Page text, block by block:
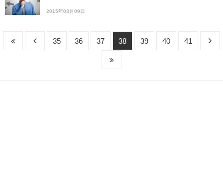
2015年03月09日
35 36 37 38 39 40 41